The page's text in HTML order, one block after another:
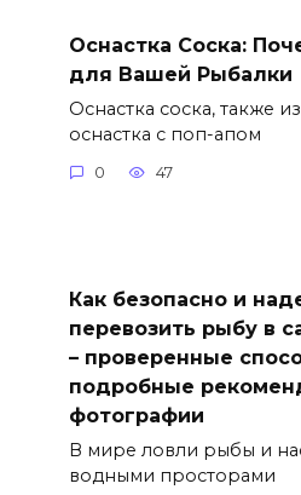
Оснастка Соска:
для Вашей Рыбалки
Оснастка соска, также
оснастка с поп-апом
0 47
Как безопасно и
перевозить рыбу в
– проверенные
подробные
фотографии
В мире ловли рыбы и
водными просторами